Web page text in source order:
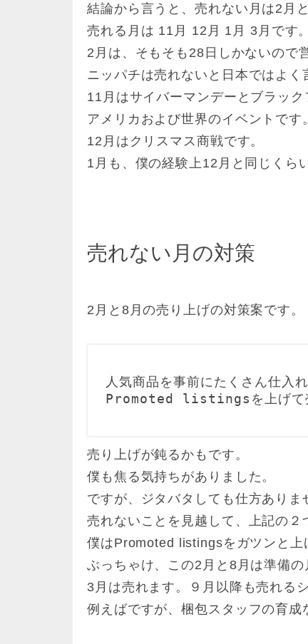
結論から言うと、売れない月は2月
売れる月は 11月 12月 1月 3月です。
2月は、そもそも28日しかないので
ニッパチは売れないと日本ではよく
11月はサイバーマンデーとブラック
アメリカおよび世界のイベントです。
12月はクリスマス商戦です。
1月も、僕の経験上12月と同じくら
売れない月の対策
2月と8月の売り上げの対策案です。
人気商品を事前にたくさん仕入
Promoted listingsを上げて
売り上げが鈍るかもです。
僕も焦る気持ちがありました。
ですが、ジタバタしても仕方ありま
売れないことを見越して、上記の２
僕はPromoted listingsをガツンと上
ぶっちゃけ、この2月と8月は準備の
3月は売れます。９月以降も売れる
例えばですが、梱包スタッフの育成